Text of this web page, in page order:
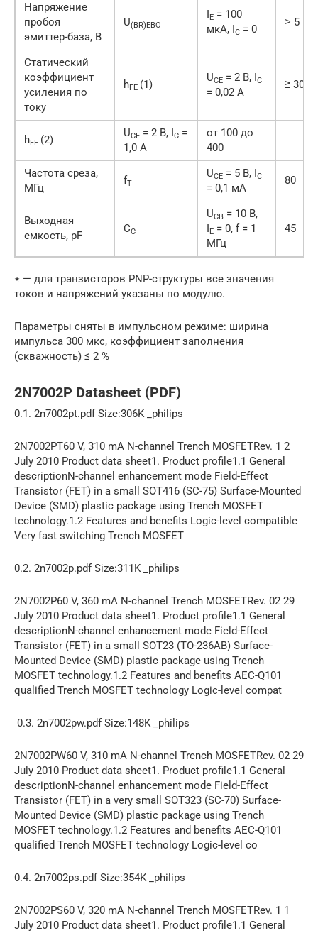
Напряжение
пробоя
эмиттер-база, В
U(BR)EBO
I E = 100
мкА, IC = 0
˃ 5
Статический
коэффициент
усиления по
току
hFE (1)
UCE = 2 В, IC
= 0,02 А
≥ 30
hFE (2)
UCE = 2 В, IC =
1,0 А
от 100 до
400
Частота среза,
МГц
fT
UCE = 5 В, IC
= 0,1 мА
80
Выходная
емкость, pF
CC
UCB = 10 В,
I E = 0, f = 1
МГц
45
٭ — для транзисторов PNP-структуры все значения
токов и напряжений указаны по модулю.
Параметры сняты в импульсном режиме: ширина
импульса 300 мкс, коэффициент заполнения
(скважность) ≤ 2 %
2N7002P Datasheet (PDF)
0.1. 2n7002pt.pdf Size:306K _philips
2N7002PT60 V, 310 mA N-channel Trench MOSFETRev. 1 2
July 2010 Product data sheet1. Product profile1.1 General
descriptionN-channel enhancement mode Field-Effect
Transistor (FET) in a small SOT416 (SC-75) Surface-Mounted
Device (SMD) plastic package using Trench MOSFET
technology.1.2 Features and benefits Logic-level compatible
Very fast switching Trench MOSFET
0.2. 2n7002p.pdf Size:311K _philips
2N7002P60 V, 360 mA N-channel Trench MOSFETRev. 02 29
July 2010 Product data sheet1. Product profile1.1 General
descriptionN-channel enhancement mode Field-Effect
Transistor (FET) in a small SOT23 (TO-236AB) Surface-
Mounted Device (SMD) plastic package using Trench
MOSFET technology.1.2 Features and benefits AEC-Q101
qualified Trench MOSFET technology Logic-level compat
0.3. 2n7002pw.pdf Size:148K _philips
2N7002PW60 V, 310 mA N-channel Trench MOSFETRev. 02 29
July 2010 Product data sheet1. Product profile1.1 General
descriptionN-channel enhancement mode Field-Effect
Transistor (FET) in a very small SOT323 (SC-70) Surface-
Mounted Device (SMD) plastic package using Trench
MOSFET technology.1.2 Features and benefits AEC-Q101
qualified Trench MOSFET technology Logic-level co
0.4. 2n7002ps.pdf Size:354K _philips
2N7002PS60 V, 320 mA N-channel Trench MOSFETRev. 1 1
July 2010 Product data sheet1. Product profile1.1 General